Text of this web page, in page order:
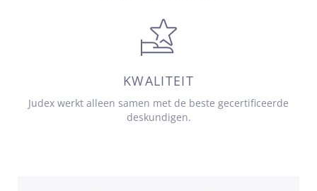
KWALITEIT
Judex werkt alleen samen met de beste gecertificeerde
deskundigen.